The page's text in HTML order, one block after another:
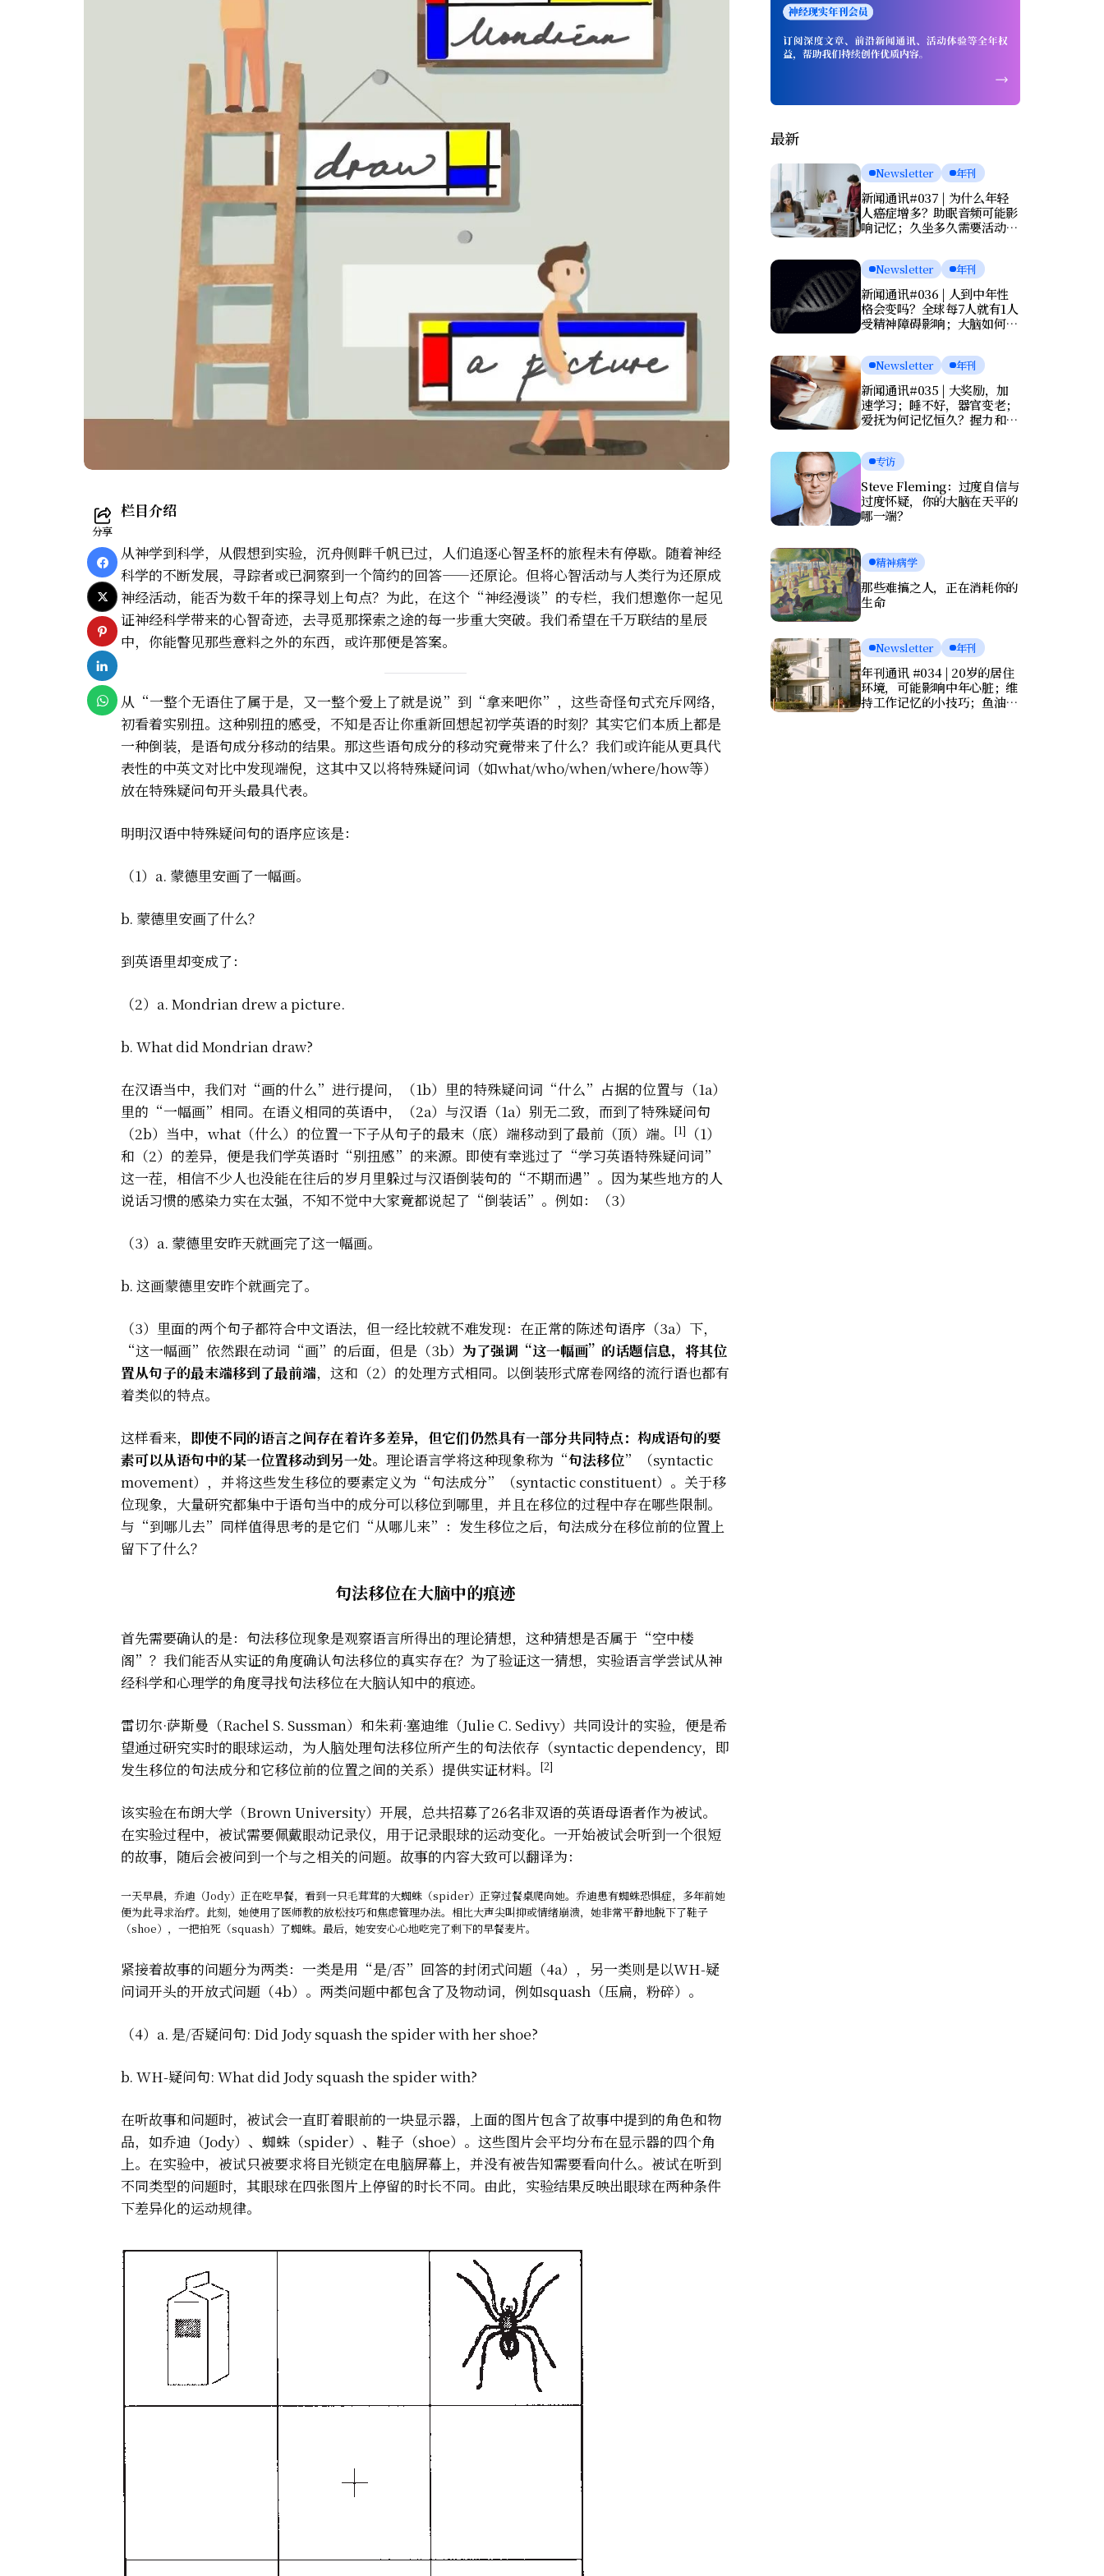
分享
栏目介绍
从神学到科学，从假想到实验，沉舟侧畔千帆已过，人们追逐心智圣杯的旅程未有停歇。随着神经
科学的不断发展，寻踪者或已洞察到一个简约的回答——还原论。但将心智活动与人类行为还原成
神经活动，能否为数千年的探寻划上句点？为此，在这个“神经漫谈”的专栏，我们想邀你一起见
证神经科学带来的心智奇迹，去寻觅那探索之途的每一步重大突破。我们希望在千万联结的星辰
中，你能瞥见那些意料之外的东西，或许那便是答案。
从“一整个无语住了属于是，又一整个爱上了就是说”到“拿来吧你”，这些奇怪句式充斥网络，
初看着实别扭。这种别扭的感受，不知是否让你重新回想起初学英语的时刻？其实它们本质上都是
一种倒装，是语句成分移动的结果。那这些语句成分的移动究竟带来了什么？我们或许能从更具代
表性的中英文对比中发现端倪，这其中又以将特殊疑问词（如what/who/when/where/how等）
放在特殊疑问句开头最具代表。
明明汉语中特殊疑问句的语序应该是：
（1）a. 蒙德里安画了一幅画。
b. 蒙德里安画了什么？
到英语里却变成了：
（2）a. Mondrian drew a picture.
b. What did Mondrian draw?
在汉语当中，我们对“画的什么”进行提问，（1b）里的特殊疑问词“什么”占据的位置与（1a）
里的“一幅画”相同。在语义相同的英语中，（2a）与汉语（1a）别无二致，而到了特殊疑问句
（2b）当中，what（什么）的位置一下子从句子的最末（底）端移动到了最前（顶）端。
[1]
（1）
和（2）的差异，便是我们学英语时“别扭感”的来源。即使有幸逃过了“学习英语特殊疑问词”
这一茬，相信不少人也没能在往后的岁月里躲过与汉语倒装句的“不期而遇”。因为某些地方的人
说话习惯的感染力实在太强，不知不觉中大家竟都说起了“倒装话”。例如：（3）
（3）a. 蒙德里安昨天就画完了这一幅画。
b. 这画蒙德里安昨个就画完了。
（3）里面的两个句子都符合中文语法，但一经比较就不难发现：在正常的陈述句语序（3a）下，
“这一幅画”依然跟在动词“画”的后面，但是（3b） 为了强调“这一幅画”的话题信息，将其位
置从句子的最末端移到了最前端，这和（2）的处理方式相同。以倒装形式席卷网络的流行语也都有
着类似的特点。
这样看来， 即使不同的语言之间存在着许多差异，但它们仍然具有一部分共同特点：构成语句的要
素可以从语句中的某一位置移动到另一处。 理论语言学将这种现象称为“句法移位”（syntactic
movement），并将这些发生移位的要素定义为“句法成分”（syntactic constituent）。关于移
位现象，大量研究都集中于语句当中的成分可以移位到哪里，并且在移位的过程中存在哪些限制。
与“到哪儿去”同样值得思考的是它们“从哪儿来”：发生移位之后，句法成分在移位前的位置上
留下了什么？
句法移位在大脑中的痕迹
首先需要确认的是：句法移位现象是观察语言所得出的理论猜想，这种猜想是否属于“空中楼
阁”？我们能否从实证的角度确认句法移位的真实存在？为了验证这一猜想，实验语言学尝试从神
经科学和心理学的角度寻找句法移位在大脑认知中的痕迹。
雷切尔·萨斯曼（Rachel S. Sussman）和朱莉·塞迪维（Julie C. Sedivy）共同设计的实验，便是希
望通过研究实时的眼球运动，为人脑处理句法移位所产生的句法依存（syntactic dependency，即
发生移位的句法成分和它移位前的位置之间的关系）提供实证材料。
[2]
该实验在布朗大学（Brown University）开展，总共招募了26名非双语的英语母语者作为被试。
在实验过程中，被试需要佩戴眼动记录仪，用于记录眼球的运动变化。一开始被试会听到一个很短
的故事，随后会被问到一个与之相关的问题。故事的内容大致可以翻译为：
一天早晨，乔迪（Jody）正在吃早餐，看到一只毛茸茸的大蜘蛛（spider）正穿过餐桌爬向她。乔迪患有蜘蛛恐惧症，多年前她
便为此寻求治疗。此刻，她使用了医师教的放松技巧和焦虑管理办法。相比大声尖叫抑或情绪崩溃，她非常平静地脱下了鞋子
（shoe），一把拍死（squash）了蜘蛛。最后，她安安心心地吃完了剩下的早餐麦片。
紧接着故事的问题分为两类：一类是用“是/否”回答的封闭式问题（4a），另一类则是以WH-疑
问词开头的开放式问题（4b）。两类问题中都包含了及物动词，例如squash（压扁，粉碎）。
（4）a. 是/否疑问句: Did Jody squash the spider with her shoe?
b. WH-疑问句: What did Jody squash the spider with?
在听故事和问题时，被试会一直盯着眼前的一块显示器，上面的图片包含了故事中提到的角色和物
品，如乔迪（Jody）、蜘蛛（spider）、鞋子（shoe）。这些图片会平均分布在显示器的四个角
上。在实验中，被试只被要求将目光锁定在电脑屏幕上，并没有被告知需要看向什么。被试在听到
不同类型的问题时，其眼球在四张图片上停留的时长不同。由此，实验结果反映出眼球在两种条件
下差异化的运动规律。
最新
Newsletter 年刊
新闻通讯#037 | 为什么年轻
人癌症增多？助眠音频可能影
响记忆；久坐多久需要活动一
Newsletter 年刊
新闻通讯#036 | 人到中年性
格会变吗？全球每7人就有1人
受精神障碍影响；大脑如何清
亡？
Newsletter 年刊
新闻通讯#035 | 大奖励，加
速学习；睡不好，器官变老；
爱抚为何记忆恒久？握力和写
专访
Steve Fleming：过度自信与
过度怀疑，你的大脑在天平的
哪一端？
精神病学
那些难搞之人，正在消耗你的
生命
Newsletter 年刊
年刊通讯 #034 | 20岁的居住
环境，可能影响中年心脏；维
持工作记忆的小技巧；鱼油竟